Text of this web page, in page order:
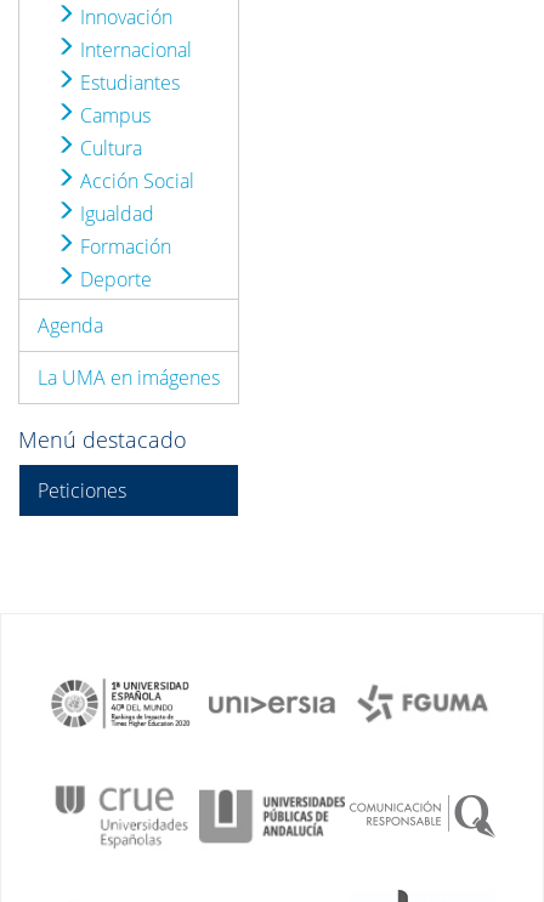
Innovación
Internacional
Estudiantes
Campus
Cultura
Acción Social
Igualdad
Formación
Deporte
Agenda
La UMA en imágenes
Menú destacado
Peticiones